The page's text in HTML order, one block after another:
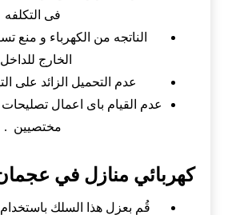
فى التكلفه
الناتجه من الكهرباء و منع
الخارج
عدم التحميل الزائد على
عدم القيام باى اعمال تصليحات
مختصيين .
كهربائي منازل في
قُم بعزل هذا السلك